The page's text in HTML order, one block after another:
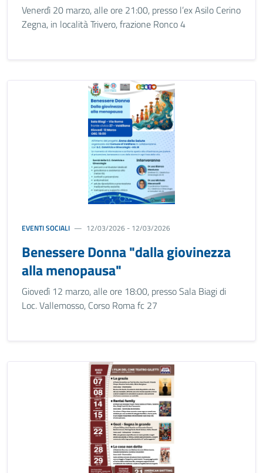
Venerdì 20 marzo, alle ore 21:00, presso l’ex Asilo Cerino
Zegna, in località Trivero, frazione Ronco 4
EVENTI SOCIALI 12/03/2026 - 12/03/2026
Benessere Donna "dalla giovinezza
alla menopausa"
Giovedì 12 marzo, alle ore 18:00, presso Sala Biagi di
Loc. Vallemosso, Corso Roma fc 27